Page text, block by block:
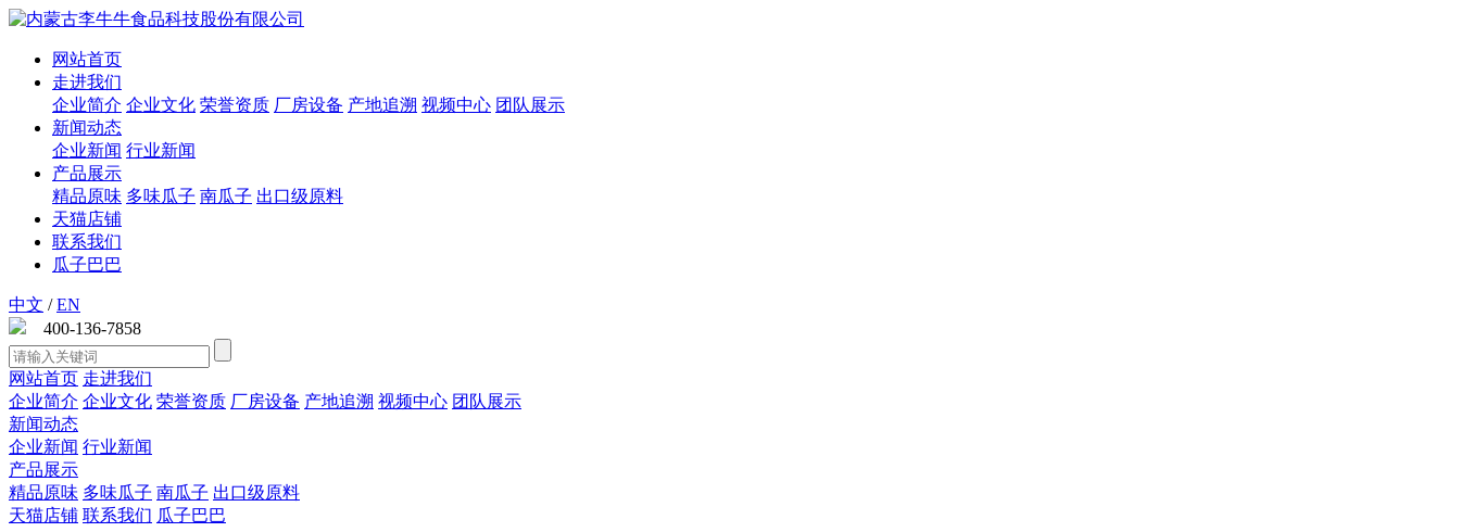
网站首页
走进我们
企业简介 企业文化 荣誉资质 厂房设备 产地追溯 视频中心 团队展示
新闻动态
企业新闻 行业新闻
产品展示
精品原味 多味瓜子 南瓜子 出口级原料
天猫店铺
联系我们
瓜子巴巴
中文 /EN
400-136-7858
网站首页 走进我们
企业简介 企业文化 荣誉资质 厂房设备 产地追溯 视频中心 团队展示
新闻动态
企业新闻 行业新闻
产品展示
精品原味 多味瓜子 南瓜子 出口级原料
天猫店铺 联系我们 瓜子巴巴